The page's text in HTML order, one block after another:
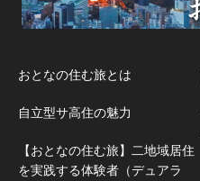
おとなの住む旅とは
自立型サ高住の魅力
【おとなの住む旅】二地域居住
を実践する体験者（デュアラ